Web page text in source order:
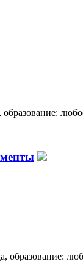
образование: